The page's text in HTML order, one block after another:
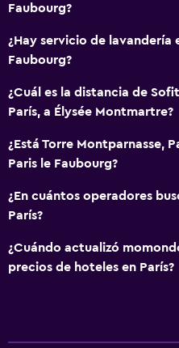
Faubourg?
¿Hay servicio de lavandería
Faubourg?
¿Cuál es la distancia de
París, a Élysée Montmartre?
¿Está Torre Montparnasse,
Paris le Faubourg?
¿En cuántos operadores
París?
¿Cuándo actualizó
precios de hoteles en París?